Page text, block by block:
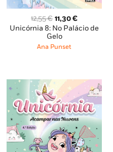
12,55€ O
preço
original
era:
11,30€O
preço
Unicórnia 8: No Palácio de
Gelo
Ana Punset